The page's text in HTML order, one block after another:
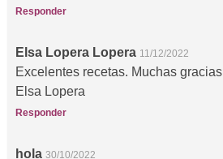
Responder
Elsa Lopera Lopera 11/12/2022
Excelentes recetas. Muchas gracias
Elsa Lopera
Responder
hola 30/10/2022